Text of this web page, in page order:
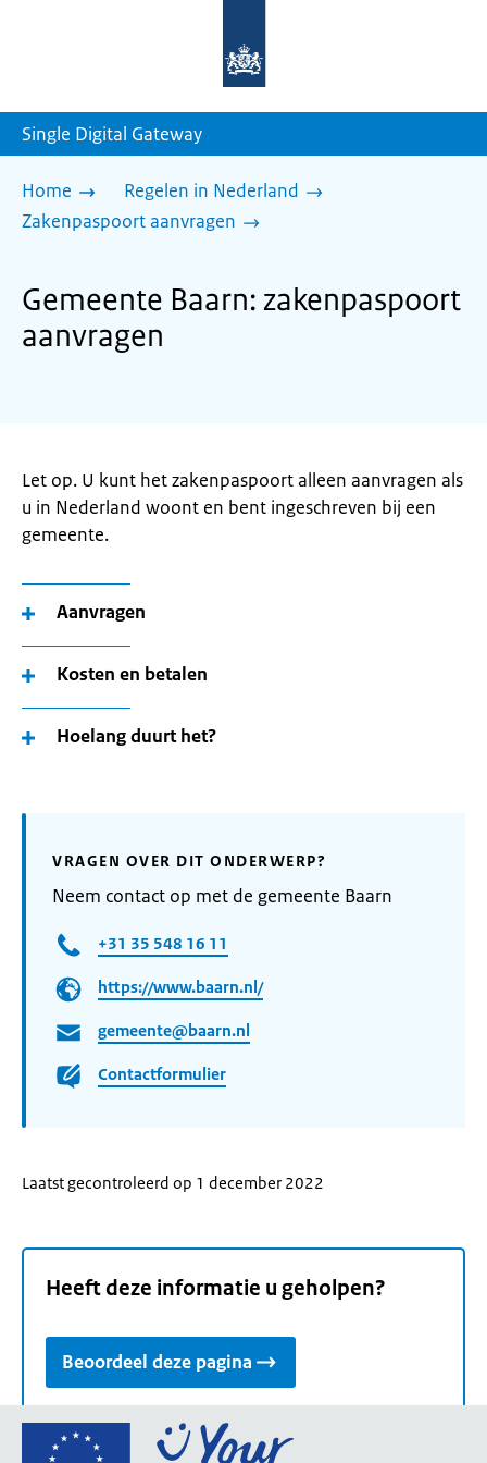
homepage
Single Digital Gateway
Home
Regelen in Nederland
Zakenpaspoort aanvragen
Gemeente Baarn: zakenpaspoort
aanvragen
Let op. U kunt het zakenpaspoort alleen aanvragen als
u in Nederland woont en bent ingeschreven bij een
gemeente.
Aanvragen
Kosten en betalen
Hoelang duurt het?
VRAGEN OVER DIT ONDERWERP?
Neem contact op met de gemeente Baarn
+31 35 548 16 11
https://www.baarn.nl/
gemeente@baarn.nl
Contactformulier
Laatst gecontroleerd op 1 december 2022
Heeft deze informatie u geholpen?
Beoordeel deze pagina
Ga